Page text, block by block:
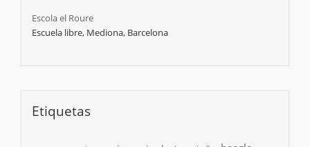
Escola el Roure
Escuela libre, Mediona, Barcelona
Etiquetas